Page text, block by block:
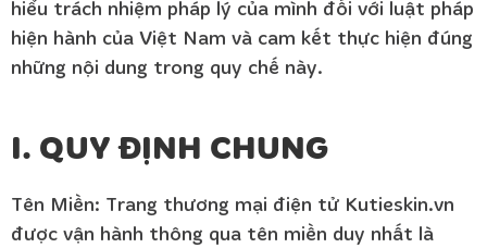
hiểu trách nhiệm pháp lý của mình đối với luật pháp
hiện hành của Việt Nam và cam kết thực hiện đúng
những nội dung trong quy chế này.
I. QUY ĐỊNH CHUNG
Tên Miền: Trang thương mại điện tử Kutieskin.vn
được vận hành thông qua tên miền duy nhất là